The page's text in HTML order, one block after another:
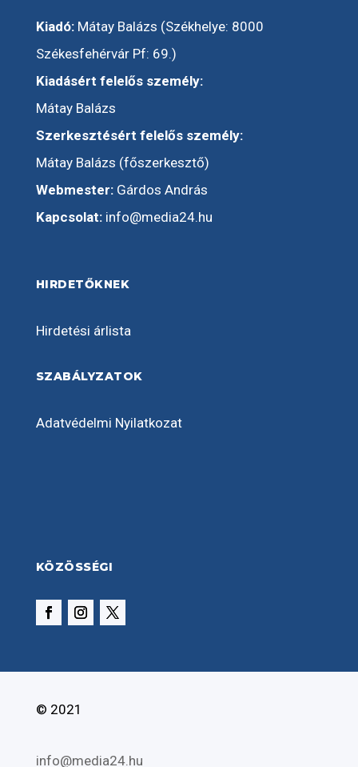
Kiadó:Mátay Balázs (Székhelye: 8000
Székesfehérvár Pf: 69.)
Kiadásért felelős személy:
Mátay Balázs
Szerkesztésért felelős személy:
Mátay Balázs (főszerkesztő)
Webmester:Gárdos András
Kapcsolat: info@media24.hu
HIRDETŐKNEK
Hirdetési árlista
SZABÁLYZATOK
Adatvédelmi Nyilatkozat
KÖZÖSSÉGI
© 2021
info@media24.hu